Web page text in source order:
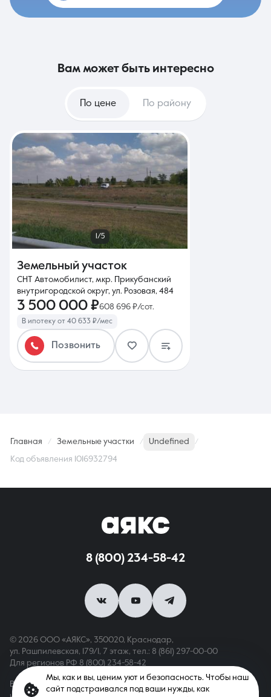
вам может быть интересно
По цене По району
1/5
Земельный участок
СНТ Автомобилист, мкр. Прикубанский
внутригородской округ, ул. Розовая, 484
3 500 000 ₽608 696 ₽/сот.
В ипотеку от 40 633 ₽/мес
Позвонить
Главная Земельные участки Undefined
Код объявления 1016932794
8 (800) 234-58-42
© 2026 ООО «АЯКС», 350020, Краснодар,
ул. Рашпилевская, 179/1, 7 этаж, тел.: 8 (861) 297-00-00
Для регионов РФ 8 (800) 234-58-42
Вся информация, опубликованная на сайте, носит только
Мы, как и вы, ценим уют и безопасность. Чтобы наш
сайт подстраивался под ваши нужды, как